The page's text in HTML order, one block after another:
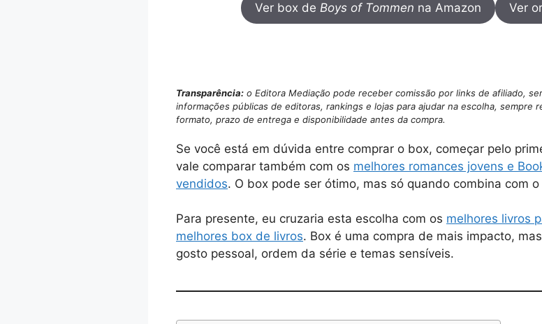
Ver box de Boys of Tommen na Amazon Ver
Transparência: o Editora Mediação pode receber comissão por links de afiliado,
informações públicas de editoras, rankings e lojas para ajudar na escolha, sempre
formato, prazo de entrega e disponibilidade antes da compra.
Se você está em dúvida entre comprar o box, começar pelo
vale comparar também com os melhores romances jovens e
vendidos. O box pode ser ótimo, mas só quando combina com
Para presente, eu cruzaria esta escolha com os melhores livros
melhores box de livros. Box é uma compra de mais impacto,
gosto pessoal, ordem da série e temas sensíveis.